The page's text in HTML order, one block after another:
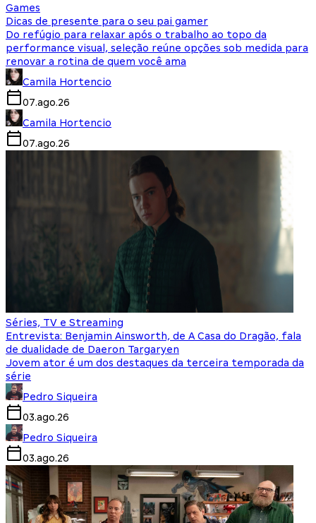
Games
Dicas de presente para o seu pai gamer
Do refúgio para relaxar após o trabalho ao topo da
performance visual, seleção reúne opções sob medida para
renovar a rotina de quem você ama
Camila Hortencio
07.ago.26
Camila Hortencio
07.ago.26
Séries, TV e Streaming
Entrevista: Benjamin Ainsworth, de A Casa do Dragão, fala
de dualidade de Daeron Targaryen
Jovem ator é um dos destaques da terceira temporada da
série
Pedro Siqueira
03.ago.26
Pedro Siqueira
03.ago.26